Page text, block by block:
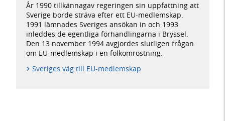
År 1990 tillkännagav regeringen sin uppfattning att
Sverige borde sträva efter ett EU-medlemskap.
1991 lämnades Sveriges ansökan in och 1993
inleddes de egentliga förhandlingarna i Bryssel.
Den 13 november 1994 avgjordes slutligen frågan
om EU-medlemskap i en folkomröstning.
Sveriges väg till EU-medlemskap